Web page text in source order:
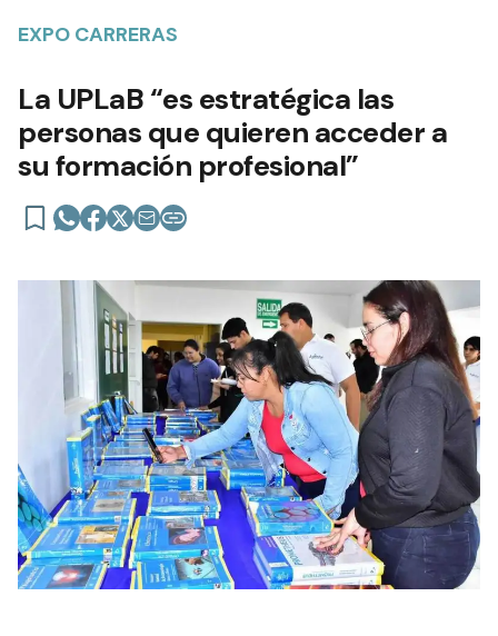
EXPO CARRERAS
La UPLaB “es estratégica las
personas que quieren acceder a
su formación profesional”